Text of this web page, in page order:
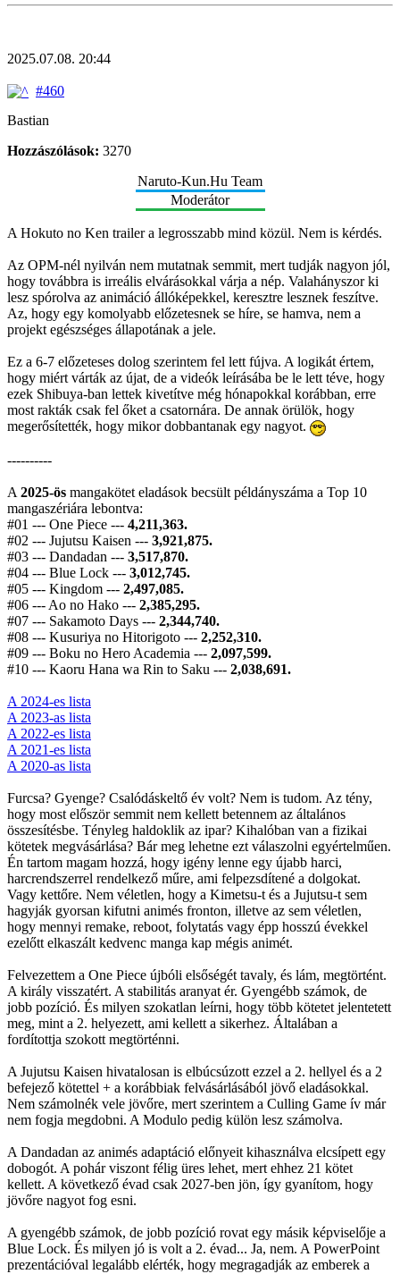
2025.07.08. 20:44
#460
Bastian
Hozzászólások: 3270
Naruto-Kun.Hu Team
Moderátor
A Hokuto no Ken trailer a legrosszabb mind közül. Nem is kérdés.
Az OPM-nél nyilván nem mutatnak semmit, mert tudják nagyon jól,
hogy továbbra is irreális elvárásokkal várja a nép. Valahányszor ki
lesz spórolva az animáció állóképekkel, keresztre lesznek feszítve.
Az, hogy egy komolyabb előzetesnek se híre, se hamva, nem a
projekt egészséges állapotának a jele.
Ez a 6-7 előzeteses dolog szerintem fel lett fújva. A logikát értem,
hogy miért várták az újat, de a videók leírásába be le lett téve, hogy
ezek Shibuya-ban lettek kivetítve még hónapokkal korábban, erre
most rakták csak fel őket a csatornára. De annak örülök, hogy
megerősítették, hogy mikor dobbantanak egy nagyot.
----------
A 2025-ös mangakötet eladások becsült példányszáma a Top 10
mangaszériára lebontva:
#01 --- One Piece --- 4,211,363.
#02 --- Jujutsu Kaisen --- 3,921,875.
#03 --- Dandadan --- 3,517,870.
#04 --- Blue Lock --- 3,012,745.
#05 --- Kingdom --- 2,497,085.
#06 --- Ao no Hako --- 2,385,295.
#07 --- Sakamoto Days --- 2,344,740.
#08 --- Kusuriya no Hitorigoto --- 2,252,310.
#09 --- Boku no Hero Academia --- 2,097,599.
#10 --- Kaoru Hana wa Rin to Saku --- 2,038,691.
A 2024-es lista
A 2023-as lista
A 2022-es lista
A 2021-es lista
A 2020-as lista
Furcsa? Gyenge? Csalódáskeltő év volt? Nem is tudom. Az tény,
hogy most először semmit nem kellett betennem az általános
összesítésbe. Tényleg haldoklik az ipar? Kihalóban van a fizikai
kötetek megvásárlása? Bár meg lehetne ezt válaszolni egyértelműen.
Én tartom magam hozzá, hogy igény lenne egy újabb harci,
harcrendszerrel rendelkező műre, ami felpezsdítené a dolgokat.
Vagy kettőre. Nem véletlen, hogy a Kimetsu-t és a Jujutsu-t sem
hagyják gyorsan kifutni animés fronton, illetve az sem véletlen,
hogy mennyi remake, reboot, folytatás vagy épp hosszú évekkel
ezelőtt elkaszált kedvenc manga kap mégis animét.
Felvezettem a One Piece újbóli elsőségét tavaly, és lám, megtörtént.
A király visszatért. A stabilitás aranyat ér. Gyengébb számok, de
jobb pozíció. És milyen szokatlan leírni, hogy több kötetet jelentetett
meg, mint a 2. helyezett, ami kellett a sikerhez. Általában a
fordítottja szokott megtörténni.
A Jujutsu Kaisen hivatalosan is elbúcsúzott ezzel a 2. hellyel és a 2
befejező kötettel + a korábbiak felvásárlásából jövő eladásokkal.
Nem számolnék vele jövőre, mert szerintem a Culling Game ív már
nem fogja megdobni. A Modulo pedig külön lesz számolva.
A Dandadan az animés adaptáció előnyeit kihasználva elcsípett egy
dobogót. A pohár viszont félig üres lehet, mert ehhez 21 kötet
kellett. A következő évad csak 2027-ben jön, így gyanítom, hogy
jövőre nagyot fog esni.
A gyengébb számok, de jobb pozíció rovat egy másik képviselője a
Blue Lock. És milyen jó is volt a 2. évad... Ja, nem. A PowerPoint
prezentációval legalább elérték, hogy megragadják az emberek a